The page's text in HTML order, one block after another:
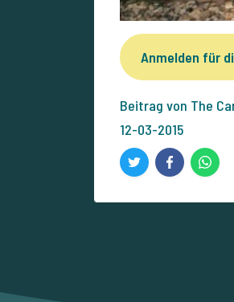
Anmelden für
Beitrag von The
12-03-2015